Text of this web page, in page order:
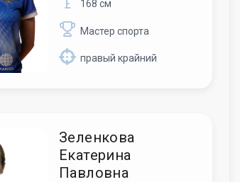
168 см
Мастер спорта
правый крайний
Зеленкова
Екатерина
Павловна